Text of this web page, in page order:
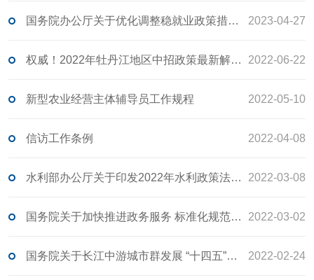
2023-04-27
国务院办公厅关于优化调整稳就业政策措施 全力促发展惠民生的通知
2022-06-22
权威！2022年牡丹江地区中招政策最新解读来了
2022-05-10
新型农业经营主体辅导员工作规程
2022-04-08
信访工作条例
2022-03-08
水利部办公厅关于印发2022年水利政策法规工作要点的通知
2022-03-02
国务院关于加快推进政务服务 标准化规范化便利化的指导意见 国发〔2022〕5号
2022-02-24
国务院关于长江中游城市群发展 “十四五”实施方案的批复